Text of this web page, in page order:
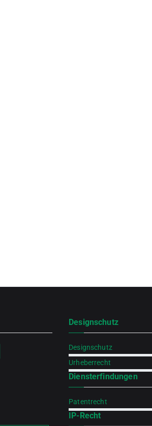
Designschutz
Designschutz
Urheberrecht
Diensterfindungen
Patentrecht
IP-Recht